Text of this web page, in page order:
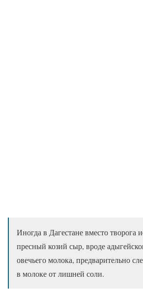
Иногда в Дагестане вместо творога
пресный козий сыр, вроде
овечьего молока, предварительно
в молоке от лишней соли.